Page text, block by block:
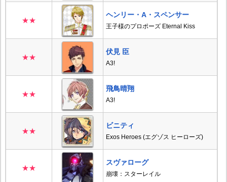
★★
ヘンリー・A・スペンサー
王子様のプロポーズ Eternal Kiss
★★
伏見 臣
A3!
★★
飛鳥晴翔
A3!
★★
ビニティ
Exos Heroes (エグゾス ヒーローズ)
★★
スヴァローグ
崩壊：スターレイル